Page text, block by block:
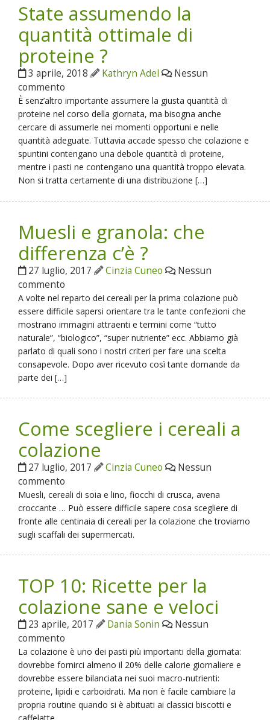
State assumendo la
quantità ottimale di
proteine ?
3 aprile, 2018 Kathryn Adel
Nessun
commento
È senz’altro importante assumere la giusta quantità di
proteine nel corso della giornata, ma bisogna anche
cercare di assumerle nei momenti opportuni e nelle
quantità adeguate. Tuttavia accade spesso che colazione e
spuntini contengano una debole quantità di proteine,
mentre i pasti ne contengano una quantità troppo elevata.
Non si tratta certamente di una distribuzione […]
Muesli e granola: che
differenza c’è ?
27 luglio, 2017 Cinzia Cuneo
Nessun
commento
A volte nel reparto dei cereali per la prima colazione può
essere difficile sapersi orientare tra le tante confezioni che
mostrano immagini attraenti e termini come “tutto
naturale”, “biologico”, “super nutriente” ecc. Abbiamo già
parlato di quali sono i nostri criteri per fare una scelta
consapevole. Dopo aver ricevuto così tante domande da
parte dei […]
Come scegliere i cereali a
colazione
27 luglio, 2017 Cinzia Cuneo
Nessun
commento
Muesli, cereali di soia e lino, fiocchi di crusca, avena
croccante … Può essere difficile sapere cosa scegliere di
fronte alle centinaia di cereali per la colazione che troviamo
sugli scaffali dei supermercati.
TOP 10: Ricette per la
colazione sane e veloci
23 aprile, 2017 Dania Sonin
Nessun
commento
La colazione è uno dei pasti più importanti della giornata:
dovrebbe fornirci almeno il 20% delle calorie giornaliere e
dovrebbe essere bilanciata nei suoi macro-nutrienti:
proteine, lipidi e carboidrati. Ma non è facile cambiare la
propria routine quando si è abituati ai classici biscotti e